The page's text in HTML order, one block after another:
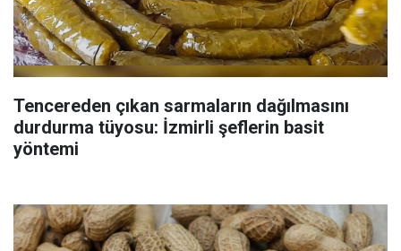
Tencereden çıkan sarmaların dağılmasını
durdurma tüyosu: İzmirli şeflerin basit
yöntemi